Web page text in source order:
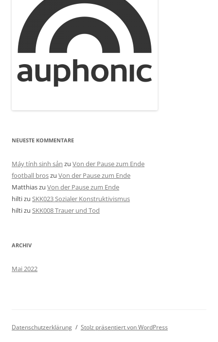
NEUESTE KOMMENTARE
Máy tính sinh sản zu Von der Pause zum Ende
football broszu Von der Pause zum Ende
Matthiaszu Von der Pause zum Ende
hiltizu SKK023 Sozialer Konstruktivismus
hiltizu SKK008 Trauer und Tod
ARCHIV
Mai 2022
Datenschutzerklärung Stolz präsentiert von WordPress